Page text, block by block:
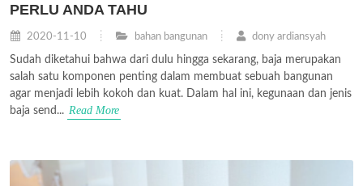
PERLU ANDA TAHU
2020-11-10 bahan bangunan dony ardiansyah
Sudah diketahui bahwa dari dulu hingga sekarang, baja merupakan
salah satu komponen penting dalam membuat sebuah bangunan
agar menjadi lebih kokoh dan kuat. Dalam hal ini, kegunaan dan jenis
baja send... Read More